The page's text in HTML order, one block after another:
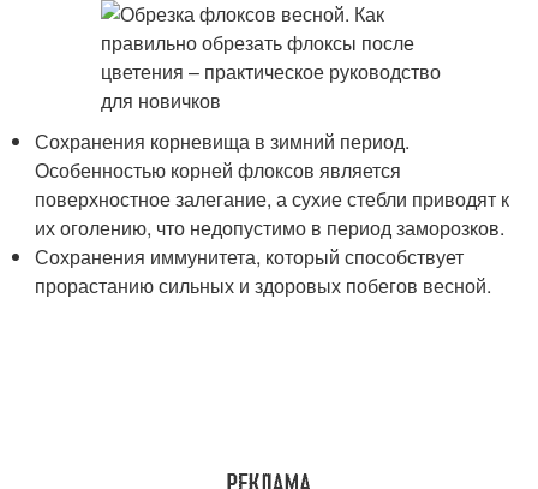
Сохранения корневища в зимний период.
Особенностью корней флоксов является
поверхностное залегание, а сухие стебли приводят к
их оголению, что недопустимо в период заморозков.
Сохранения иммунитета, который способствует
прорастанию сильных и здоровых побегов весной.